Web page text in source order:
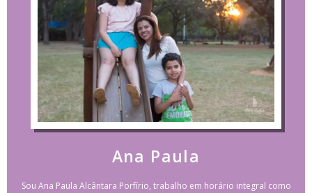
Ana Paula
Sou Ana Paula Alcântara Porfírio, trabalho em horário integral como